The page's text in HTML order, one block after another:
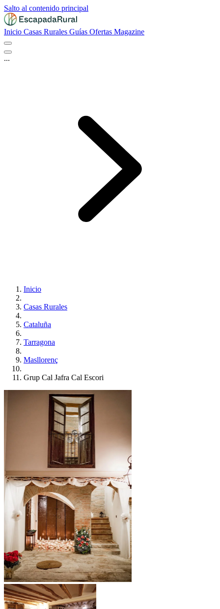
Salto al contenido principal
Inicio Casas Rurales Guías Ofertas Magazine
...
Inicio
Casas Rurales
Cataluña
Tarragona
Masllorenç
Grup Cal Jafra Cal Escori